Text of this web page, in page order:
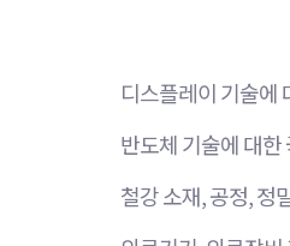
디스플레이 기술에
반도체 기술에 대
철강 소재, 공정, 정